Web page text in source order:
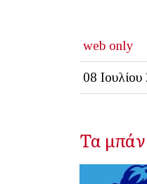
web only
08 Ιουλίου
Τα